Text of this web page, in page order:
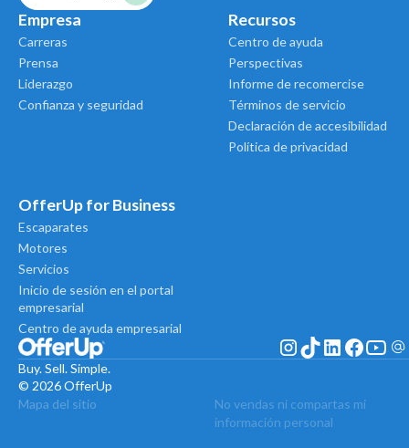
Empresa
Carreras
Prensa
Liderazgo
Confianza y seguridad
Recursos
Centro de ayuda
Perspectivas
Informe de recomercise
Términos de servicio
Declaración de accesibilidad
Política de privacidad
OfferUp for Business
Escaparates
Motores
Servicios
Inicio de sesión en el portal
empresarial
Centro de ayuda empresarial
Buy. Sell. Simple.
© 2026 OfferUp
Mapa del sitio
No vendas ni compartas mi
información personal